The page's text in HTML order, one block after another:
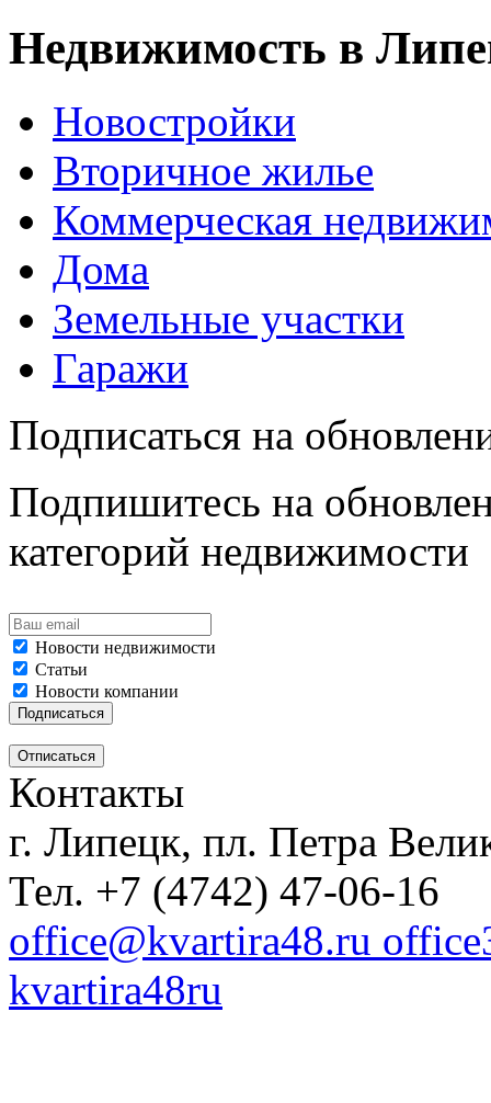
Недвижимость в
Новостройки
Вторичное жилье
Коммерческая
Дома
Земельные участки
Гаражи
Подписаться на
Подпишитесь на
категорий недвижимости
Новости недвижимости
Статьи
Новости компании
Контакты
г. Липецк, пл. Петра
Тел. +7 (4742) 47-06-16
office@kvartira48.ru
kvartira48ru